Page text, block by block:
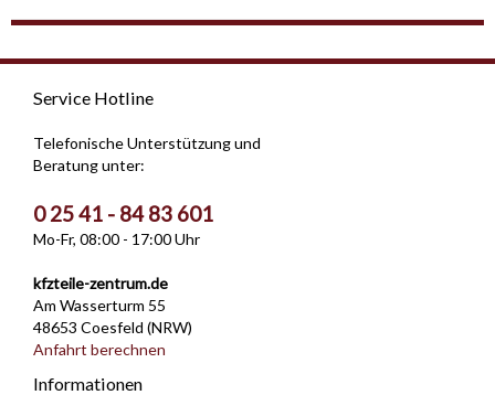
Service Hotline
Telefonische Unterstützung und
Beratung unter:
0 25 41 - 84 83 601
Mo-Fr, 08:00 - 17:00 Uhr
kfzteile-zentrum.de
Am Wasserturm 55
48653 Coesfeld (NRW)
Anfahrt berechnen
Informationen